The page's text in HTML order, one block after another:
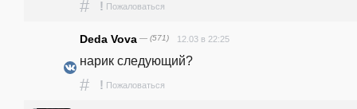
# ! Пожаловаться
Deda Vova — (571) 12.03 в 22:25
нарик следующий?
# ! Пожаловаться